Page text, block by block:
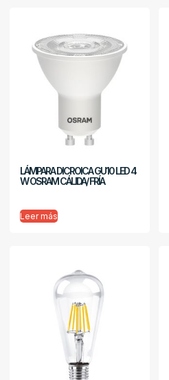
LÁMPARA DICROICA GU10 LED 4
W OSRAM CÁLIDA/ FRÍA
Leer más